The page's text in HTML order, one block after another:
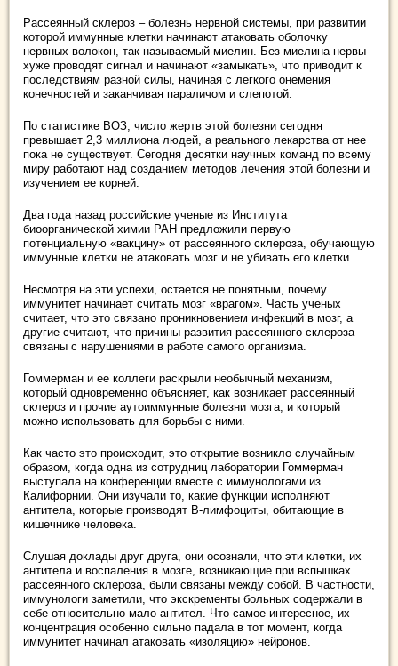
Рассеянный склероз – болезнь нервной системы, при развитии
которой иммунные клетки начинают атаковать оболочку
нервных волокон, так называемый миелин. Без миелина нервы
хуже проводят сигнал и начинают «замыкать», что приводит к
последствиям разной силы, начиная с легкого онемения
конечностей и заканчивая параличом и слепотой.
По статистике ВОЗ, число жертв этой болезни сегодня
превышает 2,3 миллиона людей, а реального лекарства от нее
пока не существует. Сегодня десятки научных команд по всему
миру работают над созданием методов лечения этой болезни и
изучением ее корней.
Два года назад российские ученые из Института
биоорганической химии РАН предложили первую
потенциальную «вакцину» от рассеянного склероза, обучающую
иммунные клетки не атаковать мозг и не убивать его клетки.
Несмотря на эти успехи, остается не понятным, почему
иммунитет начинает считать мозг «врагом». Часть ученых
считает, что это связано проникновением инфекций в мозг, а
другие считают, что причины развития рассеянного склероза
связаны с нарушениями в работе самого организма.
Гоммерман и ее коллеги раскрыли необычный механизм,
который одновременно объясняет, как возникает рассеянный
склероз и прочие аутоиммунные болезни мозга, и который
можно использовать для борьбы с ними.
Как часто это происходит, это открытие возникло случайным
образом, когда одна из сотрудниц лаборатории Гоммерман
выступала на конференции вместе с иммунологами из
Калифорнии. Они изучали то, какие функции исполняют
антитела, которые производят B-лимфоциты, обитающие в
кишечнике человека.
Слушая доклады друг друга, они осознали, что эти клетки, их
антитела и воспаления в мозге, возникающие при вспышках
рассеянного склероза, были связаны между собой. В частности,
иммунологи заметили, что экскременты больных содержали в
себе относительно мало антител. Что самое интересное, их
концентрация особенно сильно падала в тот момент, когда
иммунитет начинал атаковать «изоляцию» нейронов.